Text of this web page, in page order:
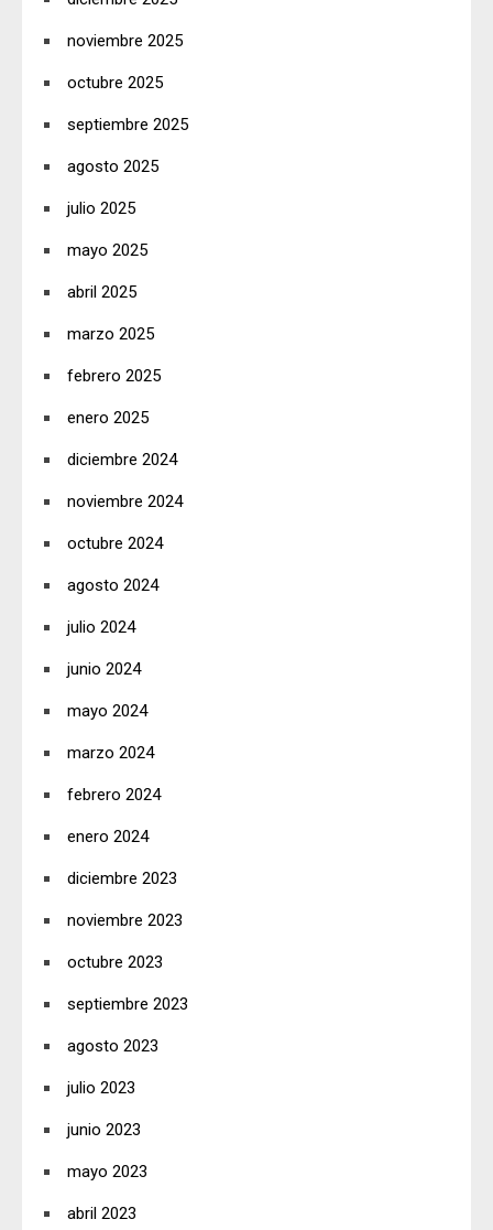
noviembre 2025
octubre 2025
septiembre 2025
agosto 2025
julio 2025
mayo 2025
abril 2025
marzo 2025
febrero 2025
enero 2025
diciembre 2024
noviembre 2024
octubre 2024
agosto 2024
julio 2024
junio 2024
mayo 2024
marzo 2024
febrero 2024
enero 2024
diciembre 2023
noviembre 2023
octubre 2023
septiembre 2023
agosto 2023
julio 2023
junio 2023
mayo 2023
abril 2023